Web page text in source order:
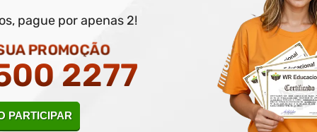
deEducação de
Sobre nossos cursos
Cursos on-line, livres e de nível básico,
pague por apenas 2!
PROMOÇÃO
2277
PARTICIPAR